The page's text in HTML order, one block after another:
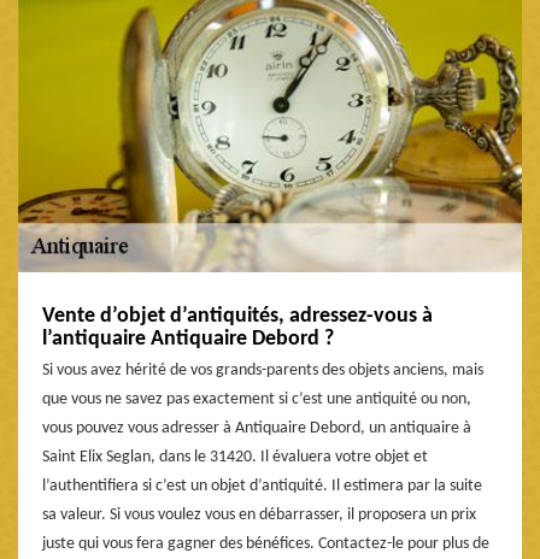
Vente d’objet d’antiquités, adressez-vous à
l’antiquaire Antiquaire Debord ?
Si vous avez hérité de vos grands-parents des objets anciens, mais
que vous ne savez pas exactement si c’est une antiquité ou non,
vous pouvez vous adresser à Antiquaire Debord, un antiquaire à
Saint Elix Seglan, dans le 31420. Il évaluera votre objet et
l’authentifiera si c’est un objet d’antiquité. Il estimera par la suite
sa valeur. Si vous voulez vous en débarrasser, il proposera un prix
juste qui vous fera gagner des bénéfices. Contactez-le pour plus de